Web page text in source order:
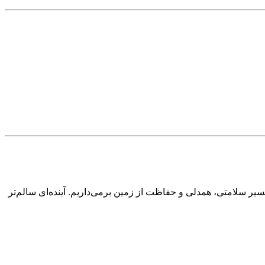
سلامتی، همدلی و حفاظت از زمین برمی‌داریم. آینده‌ای سالم‌تر